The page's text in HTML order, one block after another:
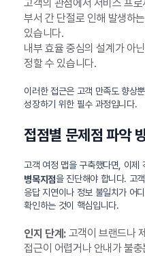
고객의 관점에서 서비스 프
부서 간 단절로 인해 발생하
있습니다.
내부 효율 중심의 설계가 아
정할 수 있습니다.
이러한 접근은 고객 만족도 향상
성장하기 위한 필수 과정입니다.
접점별 문제점 파악
고객 여정 맵을 구축했다면, 이제
병목지점을 진단해야 합니다. 고
응답 지연이나 정보 불일치가 어
확인하는 것이 핵심입니다.
인지 단계:고객이 브랜드나
접근이 어렵거나 안내가 불